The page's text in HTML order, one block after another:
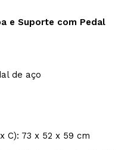
e Suporte com Pedal
de aço
C): 73 x 52 x 59 cm